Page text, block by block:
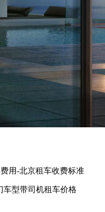
用-北京租车收费标准
车型带司机租车价格